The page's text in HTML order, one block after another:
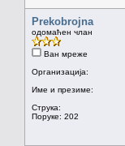
Prekobrojna
одомаћен члан
Ван мреже
Организација:
Име и презиме:
Струка:
Поруке: 202